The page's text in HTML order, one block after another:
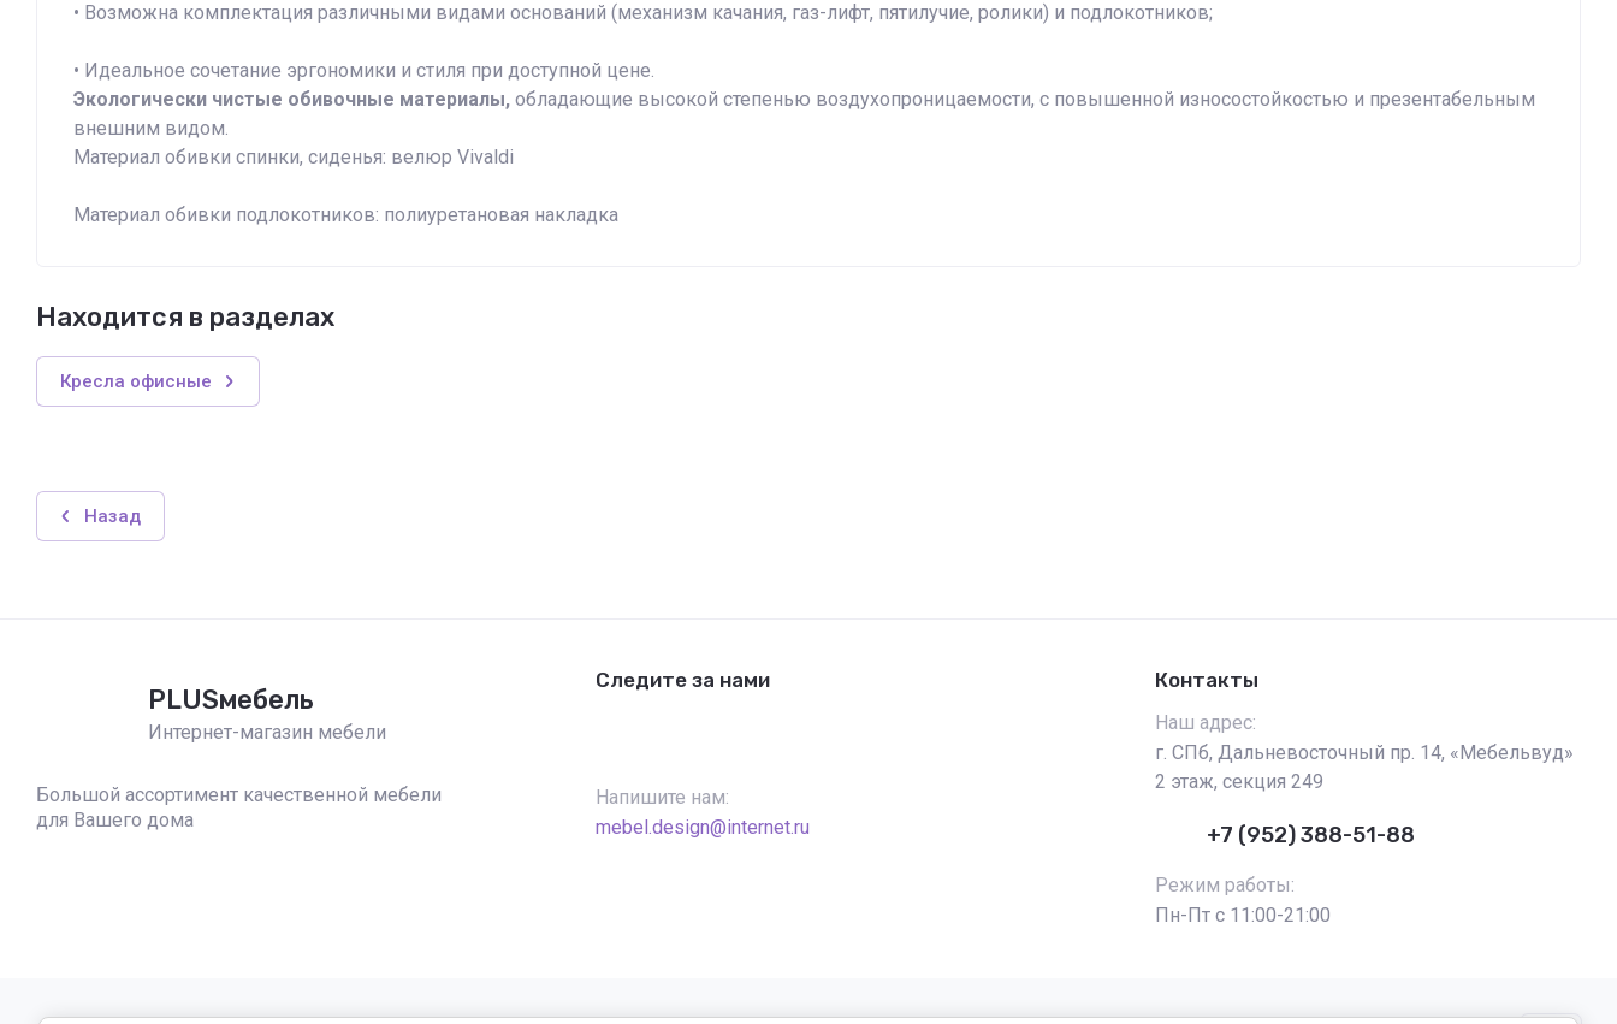
• Возможна комплектация различными видами оснований (механизм качания, газ-лифт, пятилучие, ролики) и подлокотников;
• Идеальное сочетание эргономики и стиля при доступной цене.
Экологически чистые обивочные материалы, обладающие высокой степенью воздухопроницаемости, с повышенной износостойкостью и презентабельным
внешним видом.
Материал обивки спинки, сиденья: велюр Vivaldi
Материал обивки подлокотников: полиуретановая накладка
Находится в разделах
Кресла офисные
Назад
PLUSмебель
Интернет-магазин мебели
Большой ассортимент качественной мебели
для Вашего дома
Следите за нами
Напишите нам:
mebel.design@internet.ru
Контакты
Наш адрес:
г. СПб, Дальневосточный пр. 14, «Мебельвуд»
2 этаж, секция 249
+7 (952) 388-51-88
Режим работы:
Пн-Пт с 11:00-21:00